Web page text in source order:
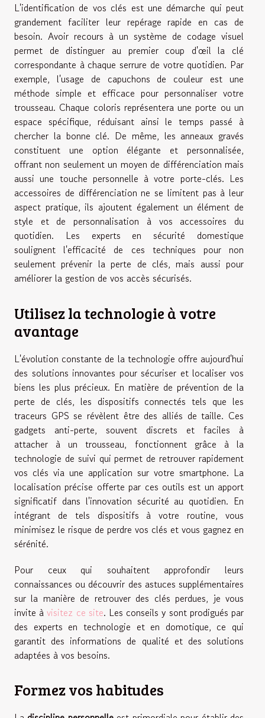
L'identification de vos clés est une démarche qui peut
grandement faciliter leur repérage rapide en cas de
besoin. Avoir recours à un système de codage visuel
permet de distinguer au premier coup d'œil la clé
correspondante à chaque serrure de votre quotidien. Par
exemple, l'usage de capuchons de couleur est une
méthode simple et efficace pour personnaliser votre
trousseau. Chaque coloris représentera une porte ou un
espace spécifique, réduisant ainsi le temps passé à
chercher la bonne clé. De même, les anneaux gravés
constituent une option élégante et personnalisée,
offrant non seulement un moyen de différenciation mais
aussi une touche personnelle à votre porte-clés. Les
accessoires de différenciation ne se limitent pas à leur
aspect pratique, ils ajoutent également un élément de
style et de personnalisation à vos accessoires du
quotidien. Les experts en sécurité domestique
soulignent l'efficacité de ces techniques pour non
seulement prévenir la perte de clés, mais aussi pour
améliorer la gestion de vos accès sécurisés.
Utilisez la technologie à votre
avantage
L'évolution constante de la technologie offre aujourd'hui
des solutions innovantes pour sécuriser et localiser vos
biens les plus précieux. En matière de prévention de la
perte de clés, les dispositifs connectés tels que les
traceurs GPS se révèlent être des alliés de taille. Ces
gadgets anti-perte, souvent discrets et faciles à
attacher à un trousseau, fonctionnent grâce à la
technologie de suivi qui permet de retrouver rapidement
vos clés via une application sur votre smartphone. La
localisation précise offerte par ces outils est un apport
significatif dans l'innovation sécurité au quotidien. En
intégrant de tels dispositifs à votre routine, vous
minimisez le risque de perdre vos clés et vous gagnez en
sérénité.
Pour ceux qui souhaitent approfondir leurs
connaissances ou découvrir des astuces supplémentaires
sur la manière de retrouver des clés perdues, je vous
invite àvisitez ce site. Les conseils y sont prodigués par
des experts en technologie et en domotique, ce qui
garantit des informations de qualité et des solutions
adaptées à vos besoins.
Formez vos habitudes